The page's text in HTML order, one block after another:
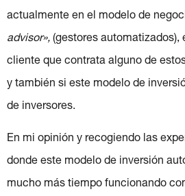
actualmente en el modelo de
advisor», (gestores automatizados),
cliente que contrata alguno de
y también si este modelo de
de inversores.
En mi opinión y recogiendo las
donde este modelo de inversión
mucho más tiempo funcionando